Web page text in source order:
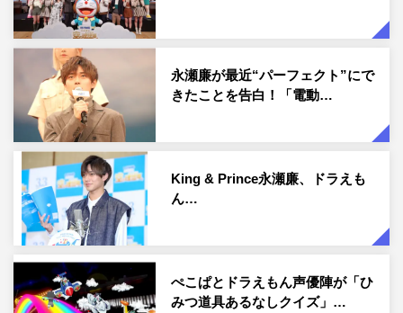
また、放送では最新作「映画ドラえもん のび太と空の理
想郷」を鑑賞した、主題歌「Paradise」を歌うNiziU、そ
の作曲＆プロデュースを手掛けたStray Kidsからのコメン
トも公開。さらに、「映画ドラえもん のび太と空の理想
郷」に欠かせない“ある人物”からも感想が届く。
さらに「映画ドラえもん のび太と空の理想郷」の公開を
記念してスタートした『空飛ぶドラえもんプロジェクト』
の映像も紹介。最新映画の中で、重要なひみつ道具として
描かれているタイムワープ機能つきの飛行船“タイムツェ
ッペリン”。その飛行船が、全長17メートルの本物の“空飛
ぶドラえもんの飛行船「ドラそら号」”となって現実世界
でお披露目されたイベントの模様を送る。
永瀬廉が最近“パーフェクト”にで
きたことを告白！「電動…
King & Prince永瀬廉、ドラえも
ん…
ぺこぱとドラえもん声優陣が「ひ
みつ道具あるなしクイズ」…